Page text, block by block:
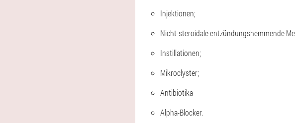
Injektionen;
Nicht-steroidale entzündungshemmende
Instillationen;
Mikroclyster;
Antibiotika
Alpha-Blocker.